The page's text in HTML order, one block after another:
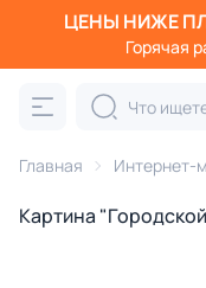
ЦЕНЫ НИЖЕ
Горячая
Главная Интернет-
Картина